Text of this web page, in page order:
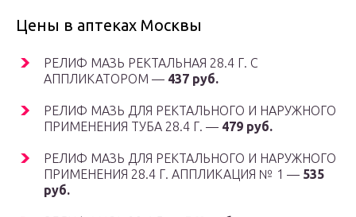
Цены в аптеках Москвы
РЕЛИФ МАЗЬ РЕКТАЛЬНАЯ 28.4 Г. С
АППЛИКАТОРОМ — 437 руб.
РЕЛИФ МАЗЬ ДЛЯ РЕКТАЛЬНОГО И НАРУЖНОГО
ПРИМЕНЕНИЯ ТУБА 28.4 Г. — 479 руб.
РЕЛИФ МАЗЬ ДЛЯ РЕКТАЛЬНОГО И НАРУЖНОГО
ПРИМЕНЕНИЯ 28.4 Г. АППЛИКАЦИЯ № 1 — 535
руб.